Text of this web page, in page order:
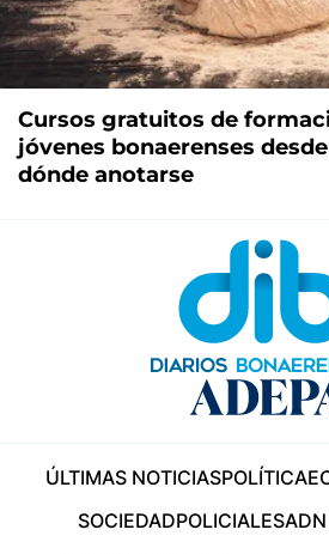
Cursos gratuitos de
jóvenes bonaerenses desde
dónde anotarse
ÚLTIMAS NOTICIASPOLÍTICA
SOCIEDADPOLICIALESADN